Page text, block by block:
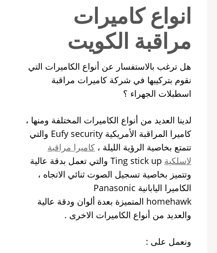
انواع كاميرات
مراقبة الكويت
هل ترغب بالاستفسار عن أنواع الكاميرات التي
نقوم بتركيبها في شركة كاميرات مراقبة
اسطبلات الجهراء ؟
لدينا العديد من أنواع الكاميرات المختلفة ومنها ،
كاميرا المراقبة الأمريكية Eufy security والتي
تتمتع بخاصية الرؤية الليلة ، كاميرا مراقبة
لاسلكية
Ting stick up والتي تعمل بدقة عالية
وتتميز بخاصية تسجيل الصوت ثنائي الاتجاه ،
الكاميرا اليابانية Panasonic
homehawk المتميزة بعدة ألوان ودقة عالية
والعديد من أنواع الكاميرات الاخرى .
ونعمل على :